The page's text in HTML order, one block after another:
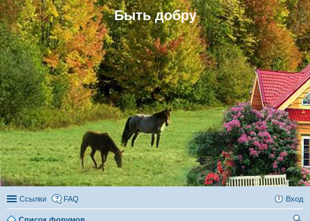
Быть добру
Ссылки FAQ Вход